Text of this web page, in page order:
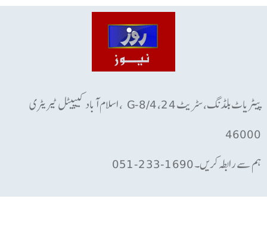
پیٹریاٹ بلڈنگ، سٹریٹ 24، G-8/4 ، اسلام آباد کیپیٹل ٹیریٹری
46000
ہم سے رابطہ کریں۔ 1690-233-051